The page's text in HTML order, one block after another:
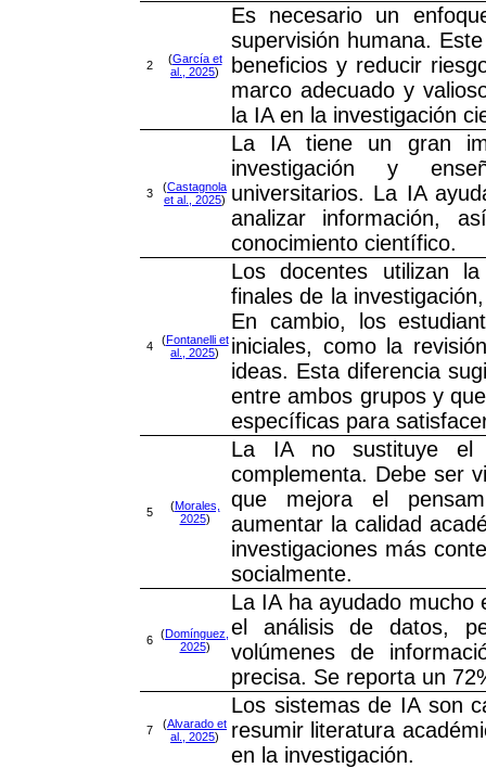
2 (García et
al., 2025)
Es necesario un
supervisión humana.
beneficios y reducir
marco adecuado y
la IA en la investigación
3 (Castagnola
et al., 2025)
La IA tiene un gran
investigación y
universitarios. La IA
analizar información,
conocimiento científico.
4 (Fontanelli et
al., 2025)
Los docentes utilizan
finales de la
En cambio, los
iniciales, como la
ideas. Esta diferencia
entre ambos grupos y
específicas para
5 (Morales,
2025)
La IA no sustituye el
complementa. Debe ser
que mejora el
aumentar la calidad
investigaciones más
socialmente.
6 (Domínguez,
2025)
La IA ha ayudado mucho
el análisis de datos,
volúmenes de
precisa. Se reporta un
7 (Alvarado et
al., 2025)
Los sistemas de IA son
resumir literatura
en la investigación.